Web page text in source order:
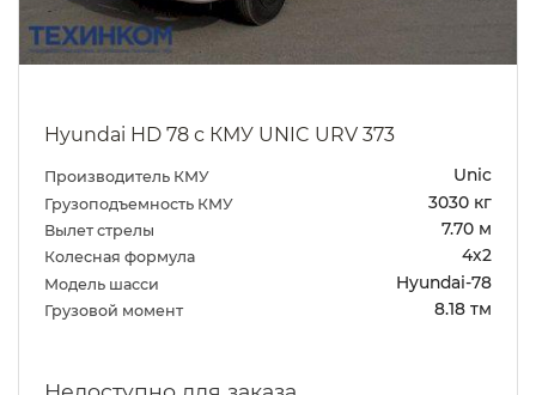
Hyundai HD 78 с КМУ UNIC URV 373
Производитель КМУ Unic
Грузоподъемность КМУ 3030 кг
Вылет стрелы 7.70 м
Колесная формула 4х2
Модель шасси Hyundai-78
Грузовой момент 8.18 тм